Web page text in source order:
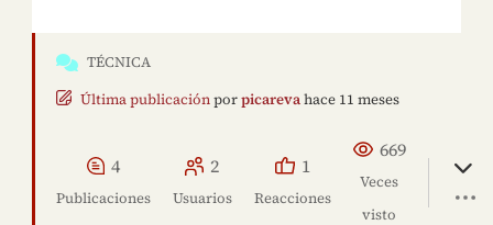
TÉCNICA
Última publicaciónporpicarevahace 11 meses
4
Publicaciones
2
Usuarios
1
Reacciones
669
Veces
visto